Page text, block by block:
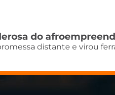
do
distante e virou